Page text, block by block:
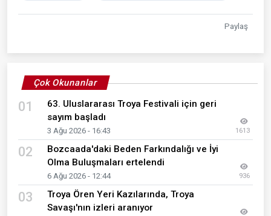
Paylaş
Çok Okunanlar
01
63. Uluslararası Troya Festivali için geri
sayım başladı
3 Ağu 2026 - 16:43 1613
02
Bozcaada'daki Beden Farkındalığı ve İyi
Olma Buluşmaları ertelendi
6 Ağu 2026 - 12:44 936
03
Troya Ören Yeri Kazılarında, Troya
Savaşı'nın izleri aranıyor